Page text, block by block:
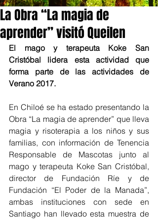
La Obra “La magia de
aprender” visitó Queilen
El mago y terapeuta Koke San
Cristóbal lidera esta actividad que
forma parte de las actividades de
Verano 2017.
En Chiloé se ha estado presentando la
Obra “La magia de aprender” que lleva
magia y risoterapia a los niños y sus
familias, con información de Tenencia
Responsable de Mascotas junto al
mago y terapeuta Koke San Cristóbal,
director de Fundación Ríe y de
Fundación “El Poder de la Manada”,
ambas instituciones con sede en
Santiago han llevado esta muestra de